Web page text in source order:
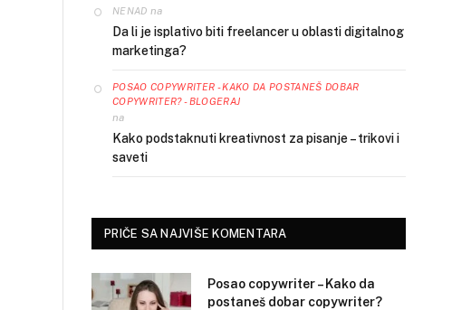
NENAD na
Da li je isplativo biti freelancer u oblasti digitalnog
marketinga?
POSAO COPYWRITER - KAKO DA POSTANEŠ DOBAR
COPYWRITER? - BLOGERAJ
na
Kako podstaknuti kreativnost za pisanje – trikovi i
saveti
PRIČE SA NAJVIŠE KOMENTARA
Posao copywriter – Kako da
postaneš dobar copywriter?